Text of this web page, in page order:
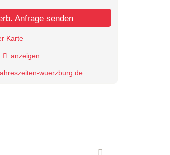
Anfrage senden
Karte
anzeigen
wuerzburg.de